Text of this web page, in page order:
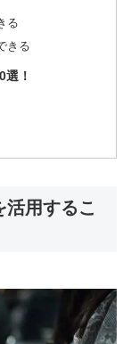
る
きる
！
活用するこ